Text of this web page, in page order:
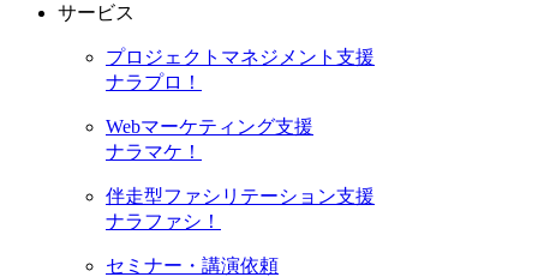
サービス
プロジェクトマネジメント支援
ナラプロ！
Webマーケティング支援
ナラマケ！
伴走型ファシリテーション支援
ナラファシ！
セミナー・講演依頼